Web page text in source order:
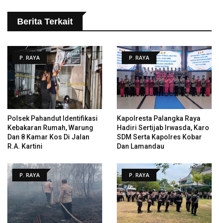
Berita Terkait
P. RAYA
Polsek Pahandut Identifikasi
Kebakaran Rumah, Warung
Dan 8 Kamar Kos Di Jalan
R.A. Kartini
P. RAYA
Kapolresta Palangka Raya
Hadiri Sertijab Irwasda, Karo
SDM Serta Kapolres Kobar
Dan Lamandau
P. RAYA P. RAYA